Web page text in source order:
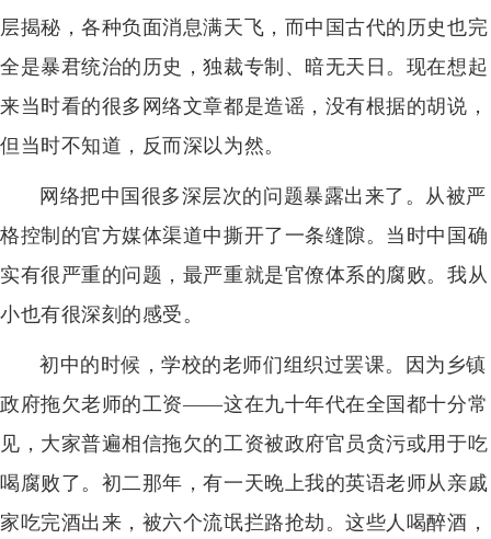
层揭秘，各种负面消息满天飞，而中国古代的历史也完
全是暴君统治的历史，独裁专制、暗无天日。现在想起
来当时看的很多网络文章都是造谣，没有根据的胡说，
但当时不知道，反而深以为然。
网络把中国很多深层次的问题暴露出来了。从被严
格控制的官方媒体渠道中撕开了一条缝隙。当时中国确
实有很严重的问题，最严重就是官僚体系的腐败。我从
小也有很深刻的感受。
初中的时候，学校的老师们组织过罢课。因为乡镇
政府拖欠老师的工资——这在九十年代在全国都十分常
见，大家普遍相信拖欠的工资被政府官员贪污或用于吃
喝腐败了。初二那年，有一天晚上我的英语老师从亲戚
家吃完酒出来，被六个流氓拦路抢劫。这些人喝醉酒，